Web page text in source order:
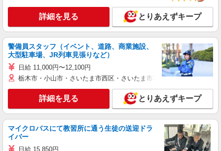
詳細を見る とりあえずキープ
警備員スタッフ（イベント、道路、商業施設、
大型駐車場、JR列車見張りなど）
日給 11,000円〜12,100円
栃木市・小山市・さいたま市西区・さいたま市岩槻区・久喜市・蓮田
詳細を見る とりあえずキープ
マイクロバスにて教習所に通う生徒の送迎ドラ
イバー
日給 15,850円